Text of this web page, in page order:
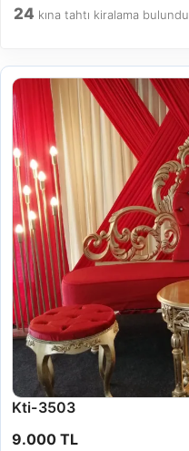
24 kına tahtı kiralama bulundu.
Kti-3503
9.000 TL